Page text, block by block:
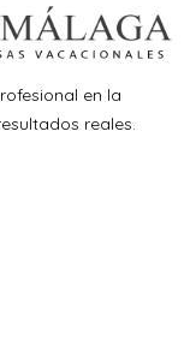
en la
reales.